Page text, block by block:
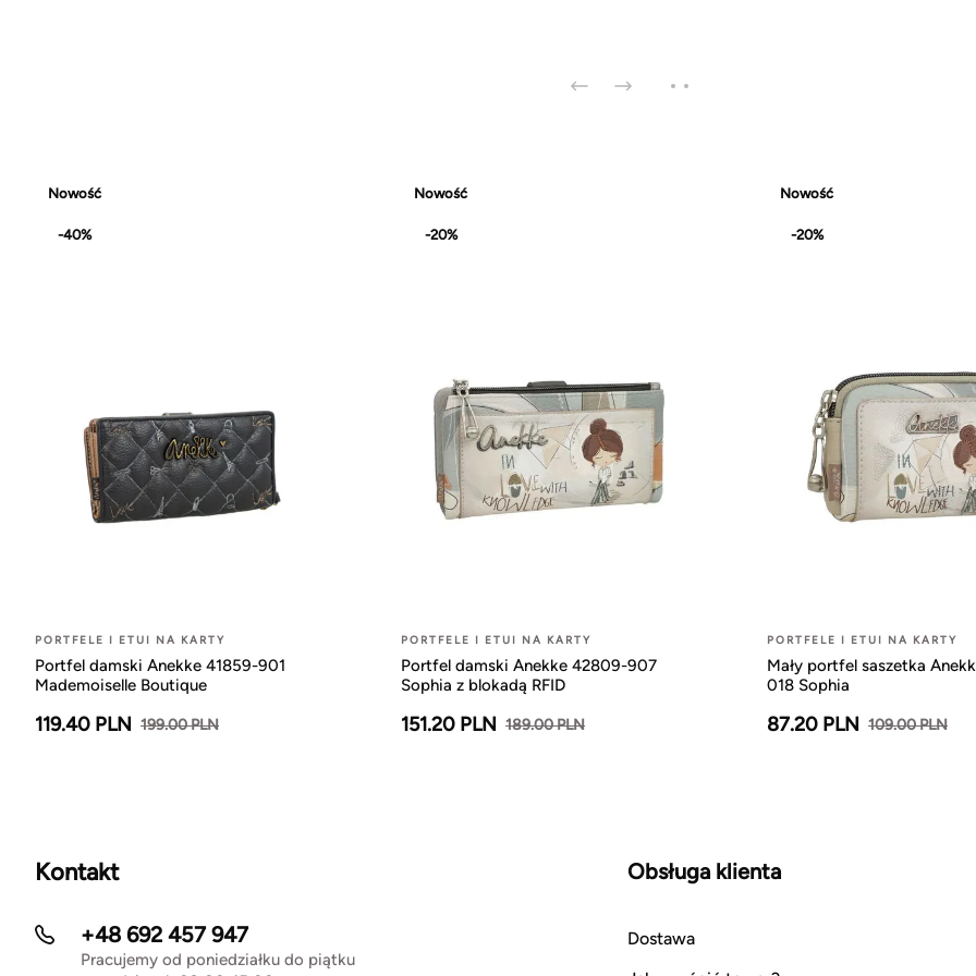
Nowość
-40%
PORTFELE I ETUI NA KARTY
Portfel damski Anekke 41859-901
Mademoiselle Boutique
119.40 PLN 199.00 PLN
Nowość
-20%
PORTFELE I ETUI NA KARTY
Portfel damski Anekke 42809-907
Sophia z blokadą RFID
151.20 PLN 189.00 PLN
Nowość
-20%
PORTFELE I ETUI NA KARTY
Mały portfel saszetka
018 Sophia
87.20 PLN 109.00 PLN
Kontakt
+48 692 457 947
Pracujemy od poniedziałku do piątku
Obsługa klienta
Dostawa